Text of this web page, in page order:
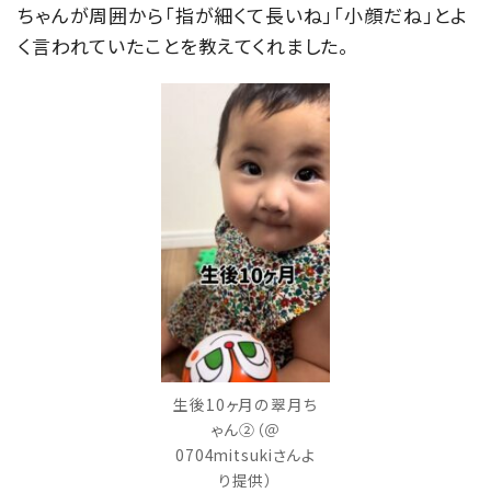
ちゃんが周囲から「指が細くて長いね」「小顔だね」とよ
く言われていたことを教えてくれました。
生後10ヶ月の翠月ち
ゃん②（＠
0704mitsukiさんよ
り提供）